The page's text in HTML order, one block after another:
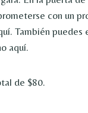
con un
También puedes
aquí.
de $80.